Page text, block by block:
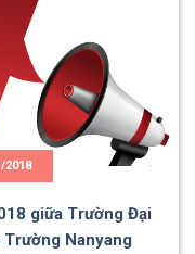
2018
giữa Trường Đại
Trường Nanyang